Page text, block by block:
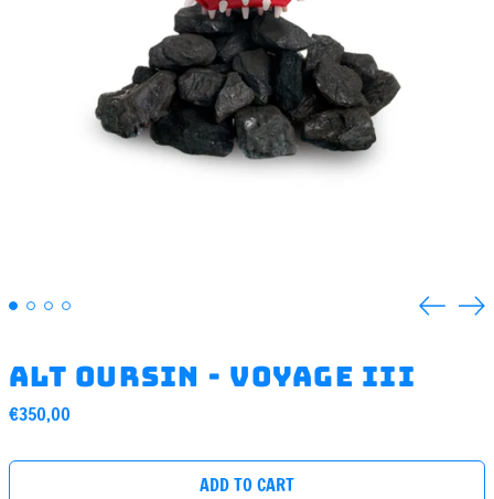
Previous
ALT Oursin - voyage III
Regular
€350,00
ADD TO CART